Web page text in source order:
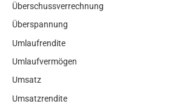
Überschussverrechnung
Überspannung
Umlaufrendite
Umlaufvermögen
Umsatz
Umsatzrendite